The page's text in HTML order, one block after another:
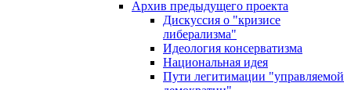
Архив предыдущего проекта
Дискуссия о "кризисе
либерализма"
Идеология консерватизма
Национальная идея
Пути легитимации "управляемой